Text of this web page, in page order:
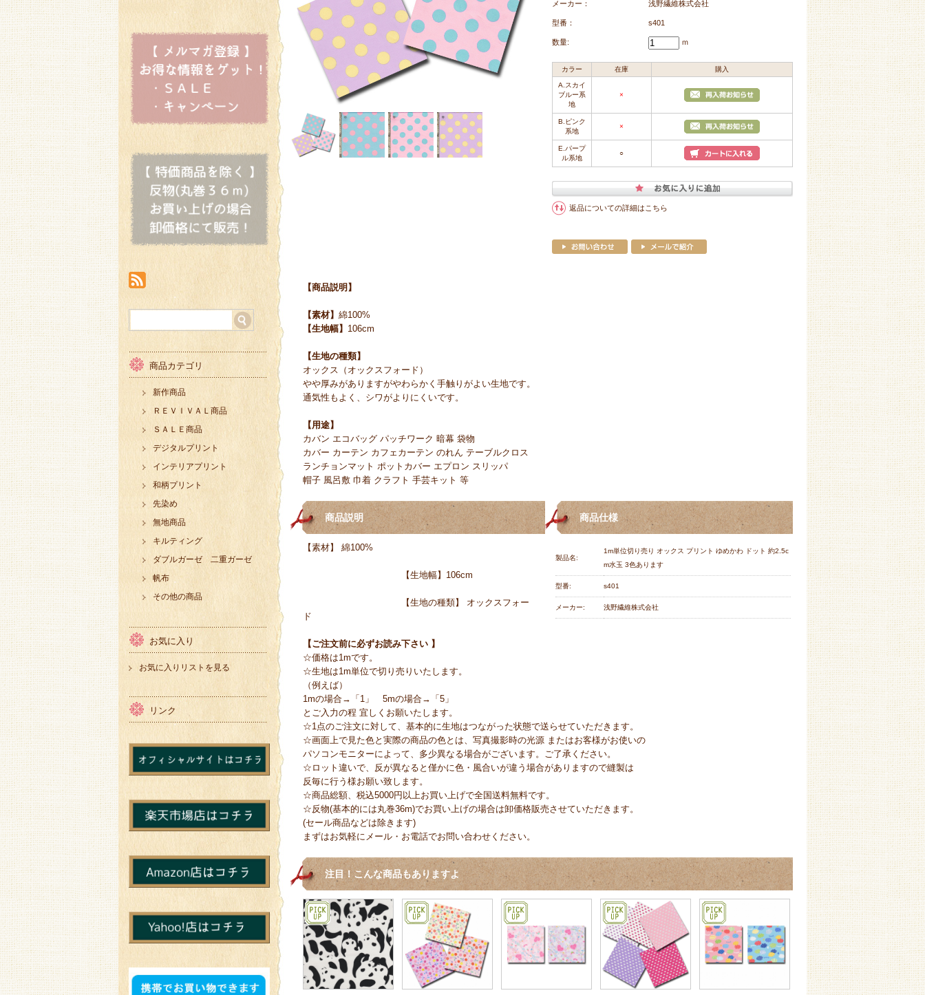
メーカー： 浅野繊維株式会社
型番： s401
数量: ｍ
カラー 在庫 購入
A.スカイ
ブルー系
地
×
B.ピンク
系地
×
E.パープ
ル系地
○
返品についての詳細はこちら
【商品説明】
【素材】 綿100%
【生地幅】 106cm
【生地の種類】
オックス（オックスフォード）
やや厚みがありますがやわらかく手触りがよい生地です。
通気性もよく、シワがよりにくいです。
【用途】
カバン エコバッグ パッチワーク 暗幕 袋物
カバー カーテン カフェカーテン のれん テーブルクロス
ランチョンマット ポットカバー エプロン スリッパ
帽子 風呂敷 巾着 クラフト 手芸キット 等
商品説明
【素材】 綿100%
【生地幅】106cm
【生地の種類】 オックスフォー
ド
商品仕様
製品名:
1m単位切り売り オックス プリント ゆめかわ ドット 約2.5c
m水玉 3色あります
型番: s401
メーカー: 浅野繊維株式会社
【ご注文前に必ずお読み下さい 】
☆価格は1mです。
☆生地は1m単位で切り売りいたします。
（例えば）
1mの場合→「1」 5mの場合→「5」
とご入力の程 宜しくお願いたします。
☆1点のご注文に対して、基本的に生地はつながった状態で送らせていただきます。
☆画面上で見た色と実際の商品の色とは、写真撮影時の光源 またはお客様がお使いの
パソコンモニターによって、多少異なる場合がございます。ご了承ください。
☆ロット違いで、反が異なると僅かに色・風合いが違う場合がありますので縫製は
反毎に行う様お願い致します。
☆商品総額、税込5000円以上お買い上げで全国送料無料です。
☆反物(基本的には丸巻36m)でお買い上げの場合は卸価格販売させていただきます。
(セール商品などは除きます)
まずはお気軽にメール・お電話でお問い合わせください。
注目！こんな商品もありますよ
商品カテゴリ
新作商品
ＲＥＶＩＶＡＬ商品
ＳＡＬＥ商品
デジタルプリント
インテリアプリント
和柄プリント
先染め
無地商品
キルティング
ダブルガーゼ 二重ガーゼ
帆布
その他の商品
お気に入り
お気に入りリストを見る
リンク